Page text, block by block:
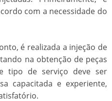
com a necessidade do
é realizada a injeção de
na obtenção de peças
tipo de serviço deve ser
capacitada e experiente,